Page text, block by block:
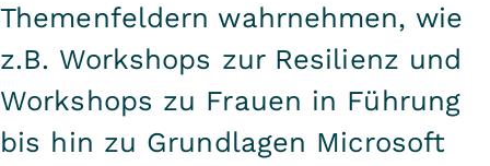
Themenfeldern wahrnehmen, wie
z.B. Workshops zur Resilienz und
Workshops zu Frauen in Führung
bis hin zu Grundlagen Microsoft